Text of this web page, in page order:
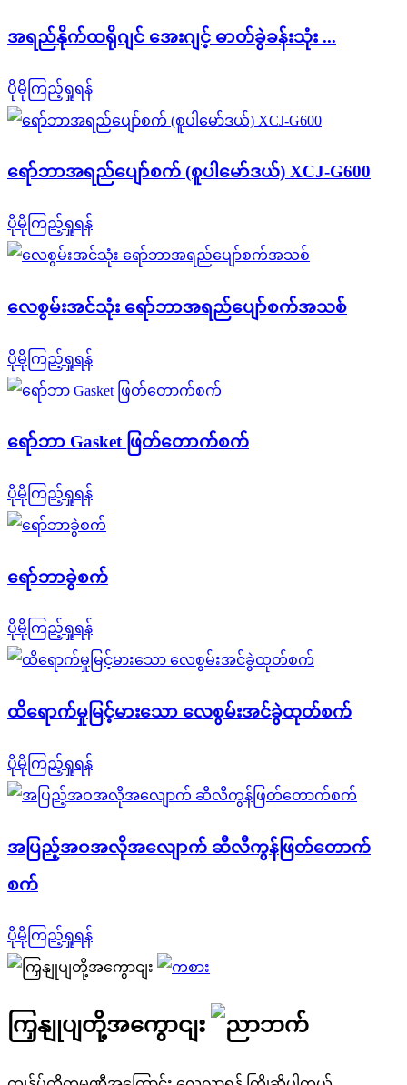
အရည်နိုက်ထရိုဂျင် အေးဂျင့် ဓာတ်ခွဲခန်းသုံး ...
ပိုမိုကြည့်ရှုရန်
ရော်ဘာအရည်ပျော်စက် (စူပါမော်ဒယ်) XCJ-G600
ပိုမိုကြည့်ရှုရန်
လေစွမ်းအင်သုံး ရော်ဘာအရည်ပျော်စက်အသစ်
ပိုမိုကြည့်ရှုရန်
ရော်ဘာ Gasket ဖြတ်တောက်စက်
ပိုမိုကြည့်ရှုရန်
ရော်ဘာခွဲစက်
ပိုမိုကြည့်ရှုရန်
ထိရောက်မှုမြင့်မားသော လေစွမ်းအင်ခွဲထုတ်စက်
ပိုမိုကြည့်ရှုရန်
အပြည့်အဝအလိုအလျောက် ဆီလီကွန်ဖြတ်တောက်
စက်
ပိုမိုကြည့်ရှုရန်
ကြှနျုပျတို့အကွောငျး